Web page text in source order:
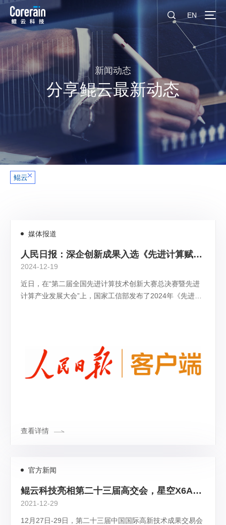
EN
新闻动态
分享鲲云最新动态
鲲云
媒体报道
人民日报：深企创新成果入选《先进计算赋能新质生产力典型应用案例》
2024-12-19
近日，在“第二届全国先进计算技术创新大赛总决赛暨先进
计算产业发展大会”上，国家工信部发布了2024年《先进计
查看详情
官方新闻
鲲云科技亮相第二十三届高交会，星空X6A边缘小站等获优秀产品奖
2021-12-29
12月27日-29日，第二十三届中国国际高新技术成果交易会